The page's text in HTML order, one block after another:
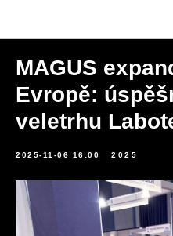
MAGUS
Evropě:
veletrhu
2025-11-06 16:00 2025